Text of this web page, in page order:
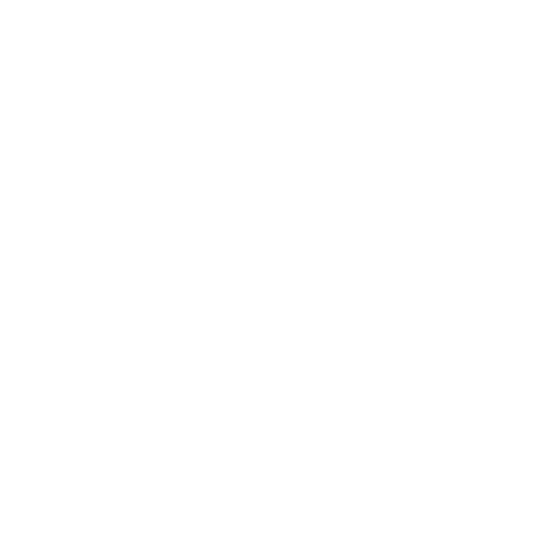
Campinas
Veterinários
para Animais Domésticos
de Cães
para Cães
Tártaro